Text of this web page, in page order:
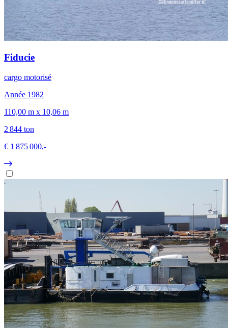
Fiducie
cargo motorisé
Année 1982
110,00 m x 10,06 m
2 844 ton
€ 1 875 000,-